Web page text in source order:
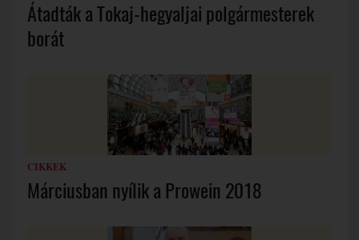
Átadták a Tokaj-hegyaljai polgármesterek
borát
CIKKEK
Márciusban nyílik a Prowein 2018